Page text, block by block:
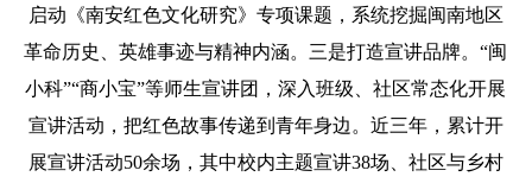
启动《南安红色文化研究》专项课题，系统挖掘闽南地区
革命历史、英雄事迹与精神内涵。三是打造宣讲品牌。“闽
小科”“商小宝”等师生宣讲团，深入班级、社区常态化开展
宣讲活动，把红色故事传递到青年身边。近三年，累计开
展宣讲活动50余场，其中校内主题宣讲38场、社区与乡村